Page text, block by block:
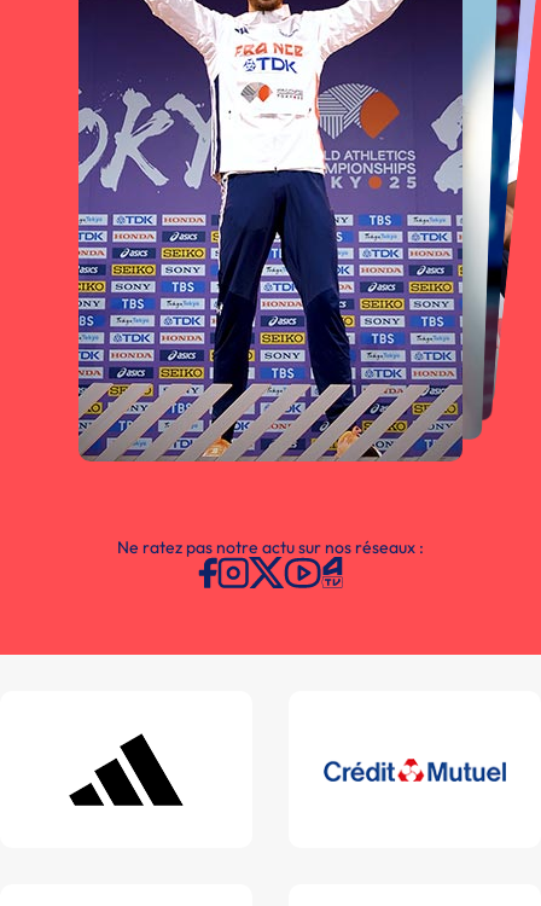
Ne ratez pas notre actu sur nos réseaux :